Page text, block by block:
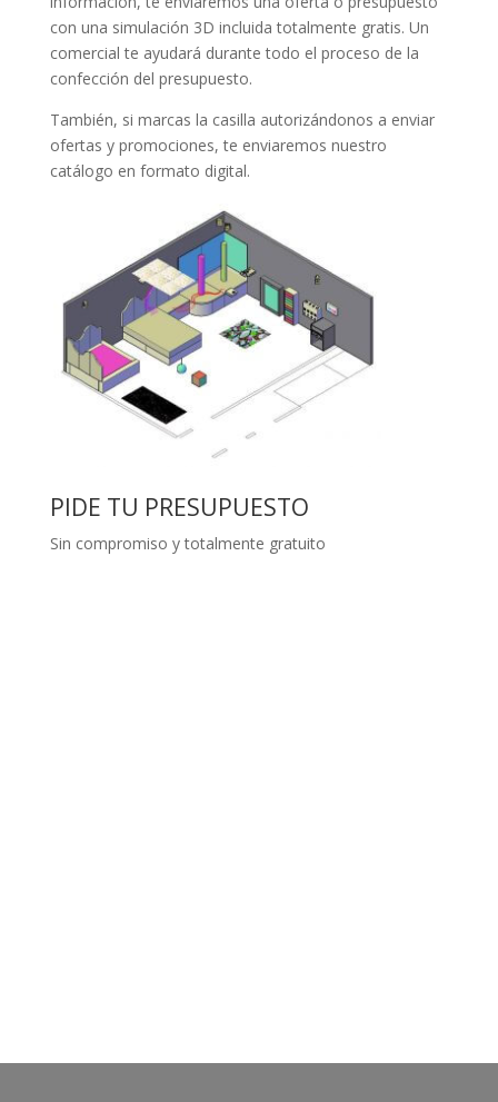
con una simulación 3D incluida totalmente gratis. Un
comercial te ayudará durante todo el proceso de la
confección del presupuesto.
También, si marcas la casilla autorizándonos a enviar
ofertas y promociones, te enviaremos nuestro
catálogo en formato digital.
PIDE TU PRESUPUESTO
Sin compromiso y totalmente gratuito